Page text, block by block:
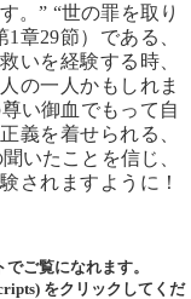
。” “世の罪を取り
章29節）である、
いを経験する時、
の一人かもしれま
い御血でもって自
義を着せられる、
いたことを信じ、
されますように！
ご覧になれます。
をクリックしてくだ